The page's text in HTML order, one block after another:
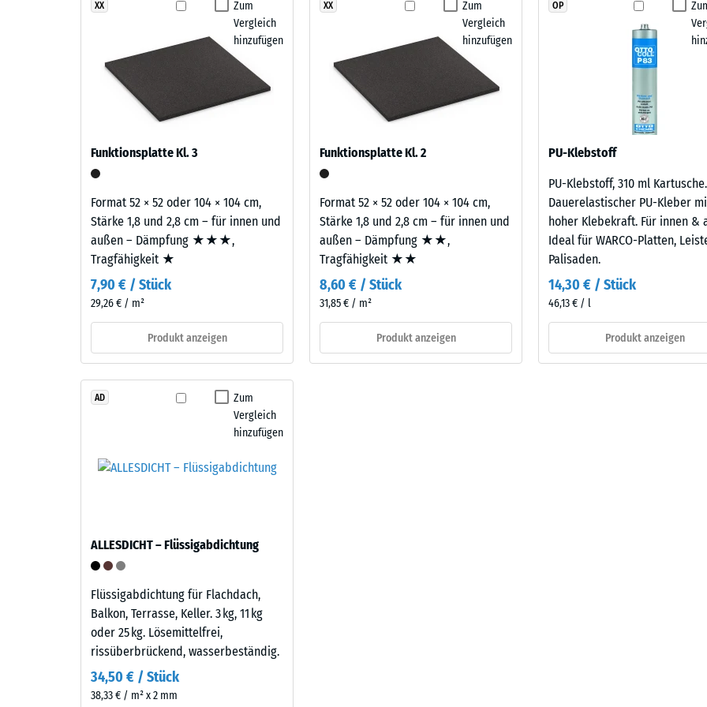
Der Belag ist zweilagig aufgebaut: Eine Nutzschicht aus neu hergestelltem, UV-stabilem, durchgefärbtem
EPDM-Gummigranulat liegt auf einer Basisschicht aus ELT-Gummigranulat. ELT steht für End of Life Tyres,
also für Gummi aus der Verwertung von Altreifen.
Grauer
sowie
Anthrazit
und
erzeugt
ein
lebendiges,
natürlich
wirkendes
Farbbild
wie
Stein.
und
Produkt
ist
zweilagig
aufgebaut.
Die
ca.
mm
Rutschfestigkeit Klasse DS (EN 14041) - Skalenwert 4 = Gleitreibungskoeffizient ca. 0,53
Abriebfestigkeit - Beständigkeit gegen abrasiven Verschleiß - Skalenwert 2 = "gut" (BS
Wasserdurchlässigkeit (EN 12616) - Skalenwert 5 = Infiltration ca. 1000 mm/h (1000 l/h/
Rutschhemmung (EN 16165) - Skalenwert 4 = mittlerer Akzeptanzwinkel ca. 16°, Gruppe
Wärmedämmung - Skalenwert 3 = Wärmeleitfähigkeit ca. 0,11 W/(m·K)
Frostbeständig
Druckfestigkeit
Skalenwert
ca.
mm
Produkt
Zum
Vergleich
hinzufügen
XX
Funktionsplatte Kl. 3
Format 52 × 52 oder 104 × 104 cm,
Stärke 1,8 und 2,8 cm – für innen und
außen – Dämpfung ★★★,
Tragfähigkeit ★
7,90 € / Stück
29,26 € / m²
Produkt anzeigen
Zum
Vergleich
hinzufügen
XX
Funktionsplatte Kl. 2
Format 52 × 52 oder 104 × 104 cm,
Stärke 1,8 und 2,8 cm – für innen und
außen – Dämpfung ★★,
Tragfähigkeit ★★
8,60 € / Stück
31,85 € / m²
Produkt anzeigen
OP
PU-Klebstoff
PU-Klebstoff, 310 ml Kartusche.
Dauerelastischer PU-Kleber
hoher Klebekraft. Für innen &
Ideal für WARCO-Platten,
Palisaden.
14,30 € / Stück
46,13 € / l
Produkt anzeigen
Zum
Vergleich
hinzufügen
AD
ALLESDICHT – Flüssigabdichtung
Flüssigabdichtung für Flachdach,
Balkon, Terrasse, Keller. 3 kg, 11 kg
oder 25 kg. Lösemittelfrei,
rissüberbrückend, wasserbeständig.
34,50 € / Stück
38,33 € / m² x 2 mm